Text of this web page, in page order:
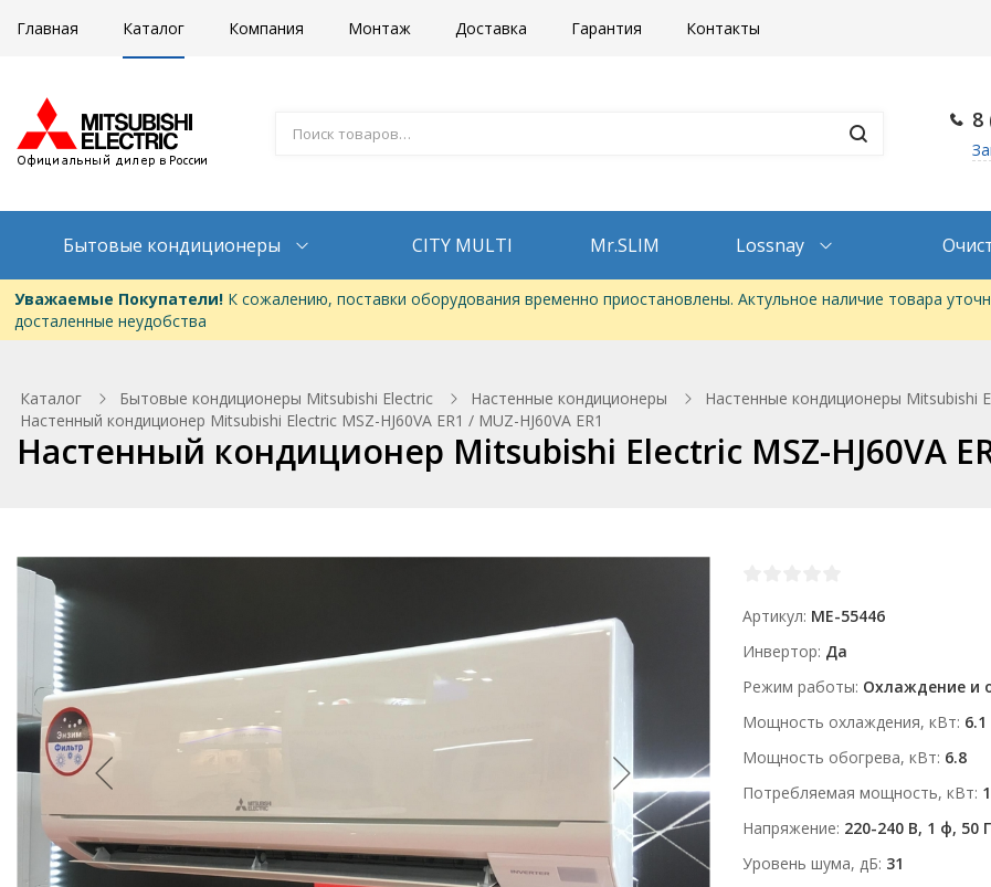
Главная Каталог Компания Монтаж Доставка Гарантия Контакты
8
Бытовые кондиционеры CITY MULTI Mr.SLIM Lossnay
Уважаемые Покупатели!К сожалению, поставки оборудования временно приостановлены. Актульное наличие товара
досталенные неудобства
Каталог Бытовые кондиционеры Mitsubishi Electric Настенные кондиционеры
Настенные кондиционеры Mitsubishi
Настенный кондиционер Mitsubishi Electric MSZ-HJ60VA ER1 / MUZ-HJ60VA ER1
Настенный кондиционер Mitsubishi Electric MSZ-HJ60VA
Артикул ME-55446
Инвертор Да
Режим работы Охлаждение и
Мощность охлаждения, кВт 6.1
Мощность обогрева, кВт 6.8
Потребляемая мощность, кВт
Напряжение 220-240 В, 1 ф, 50
Уровень шума, дБ 31